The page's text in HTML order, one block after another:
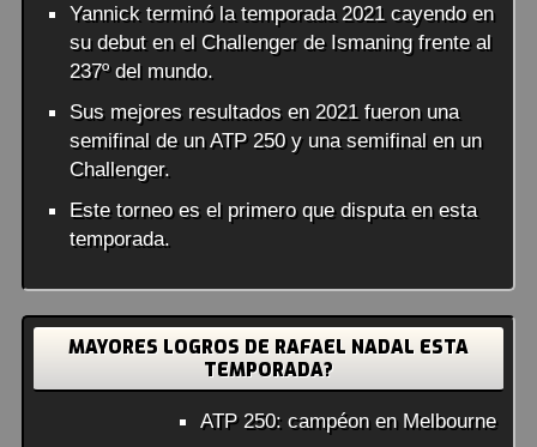
Yannick terminó la temporada 2021 cayendo en
su debut en el Challenger de Ismaning frente al
237º del mundo.
Sus mejores resultados en 2021 fueron una
semifinal de un ATP 250 y una semifinal en un
Challenger.
Este torneo es el primero que disputa en esta
temporada.
MAYORES LOGROS DE RAFAEL NADAL ESTA
TEMPORADA?
ATP 250: campéon en Melbourne